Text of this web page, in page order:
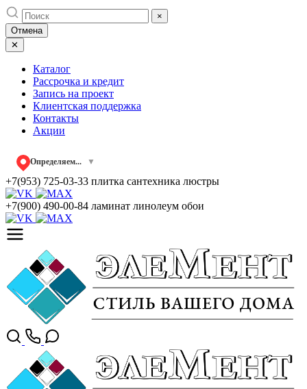
Skip
to
content
×
Отмена
✕
Каталог
Рассрочка и кредит
Запись на проект
Клиентская поддержка
Контакты
Акции
Определяем... ▼
+7(953) 725-03-33 плитка сантехника люстры
+7(900) 490-00-84 ламинат линолеум обои